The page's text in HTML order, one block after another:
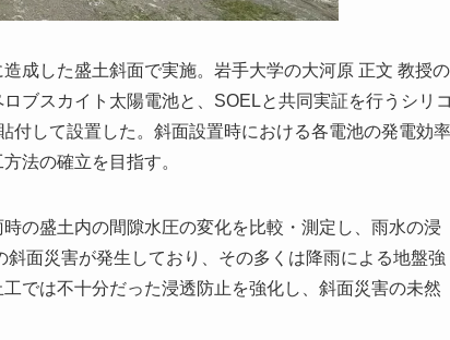
成した盛土斜面で実施。岩手大学の大河原 正文 教授の
ブスカイト太陽電池と、SOELと共同実証を行うシリ
付して設置した。斜面設置時における各電池の発電効率
法の確立を目指す。
の盛土内の間隙水圧の変化を比較・測定し、雨水の浸
面災害が発生しており、その多くは降雨による地盤強
では不十分だった浸透防止を強化し、斜面災害の未然